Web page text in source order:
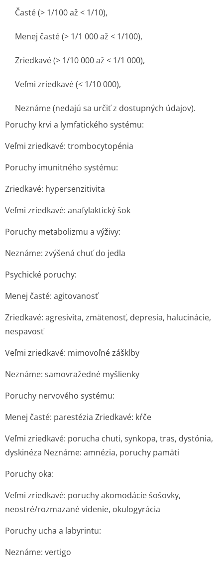
Časté (> 1/100 až < 1/10),
Menej časté (> 1/1 000 až < 1/100),
Zriedkavé (> 1/10 000 až < 1/1 000),
Veľmi zriedkavé (< 1/10 000),
Neznáme (nedajú sa určiť z dostupných údajov).
Poruchy krvi a lymfatického systému:
Veľmi zriedkavé: trombocytopénia
Poruchy imunitného systému:
Zriedkavé: hypersenzitivita
Veľmi zriedkavé: anafylaktický šok
Poruchy metabolizmu a výživy:
Neznáme: zvýšená chuť do jedla
Psychické poruchy:
Menej časté: agitovanosť
Zriedkavé: agresivita, zmätenosť, depresia, halucinácie,
nespavosť
Veľmi zriedkavé: mimovoľné zášklby
Neznáme: samovražedné myšlienky
Poruchy nervového systému:
Menej časté: parestézia Zriedkavé: kŕče
Veľmi zriedkavé: porucha chuti, synkopa, tras, dystónia,
dyskinéza Neznáme: amnézia, poruchy pamäti
Poruchy oka:
Veľmi zriedkavé: poruchy akomodácie šošovky,
neostré/rozmazané videnie, okulogyrácia
Poruchy ucha a labyrintu:
Neznáme: vertigo